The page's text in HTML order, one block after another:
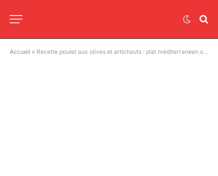
Accueil » Recette poulet aux olives et artichauts : plat méditerranéen simple et savoureux au four